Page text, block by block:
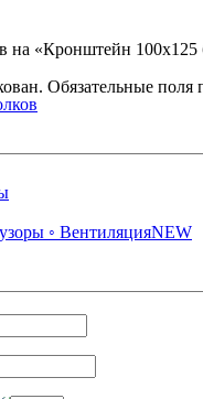
◦ ВентиляцияNEW
на «Кронштейн
Обязательные поля